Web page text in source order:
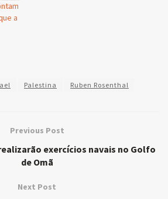
a
Palestina Ruben Rosenthal
Previous Post
exercícios navais no Golfo
de Omã
Next Post